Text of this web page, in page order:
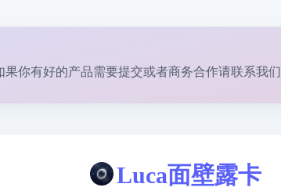
果你有好的产品需要提交或者商务合作请联系我们
Luca面壁露卡